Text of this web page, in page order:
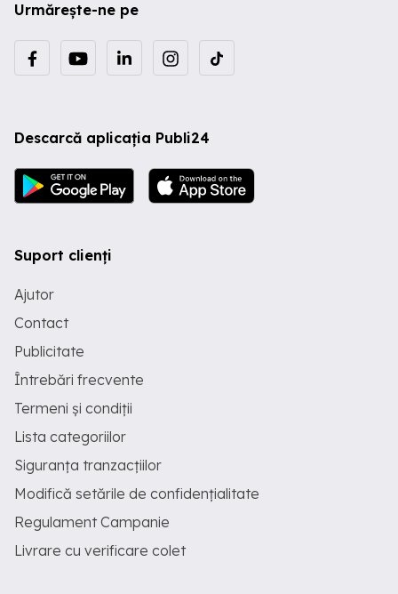
Urmărește-ne pe
Descarcă aplicația Publi24
Suport clienți
Ajutor
Contact
Publicitate
Întrebări frecvente
Termeni și condiții
Lista categoriilor
Siguranța tranzacțiilor
Modifică setările de confidențialitate
Regulament Campanie
Livrare cu verificare colet